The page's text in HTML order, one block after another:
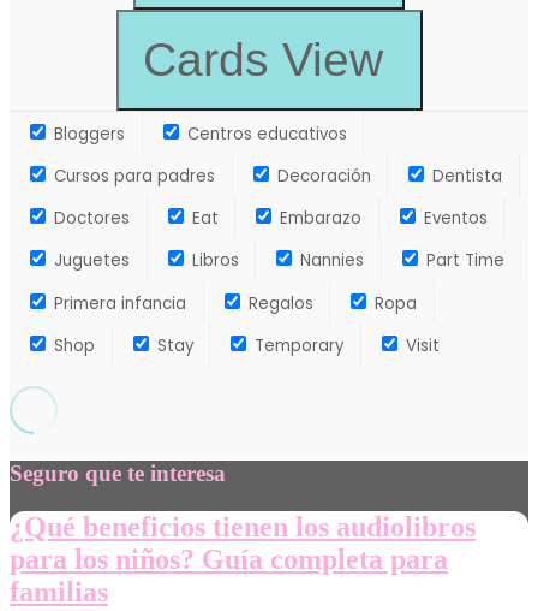
Cards View
Bloggers
Centros educativos
Cursos para padres
Decoración
Dentista
Doctores
Eat Embarazo
Eventos
Juguetes
Libros Nannies
Part Time
Primera infancia
Regalos
Ropa
Shop
Stay Temporary Visit
Seguro que te interesa
¿Qué beneficios tienen los audiolibros
para los niños? Guía completa para
familias